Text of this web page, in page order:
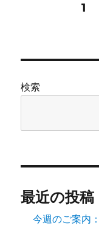
の
ペ
ー
送
り
固定ページ1
検索
最近の投稿
今週のご案内